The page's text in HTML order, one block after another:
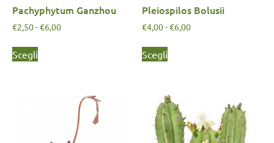
Pachyphytum Ganzhou
€2,50-€6,00
Scegli
Pleiospilos Bolusii
€4,00-€6,00
Scegli